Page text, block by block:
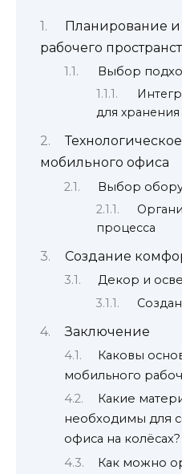
Планирование и
рабочего
Выбор
для хранения
мобильного офиса
Выбор
процесса
Создание
Декор и
Заключение
Каковы
мобильного
Какие
необходимы для
офиса на колёсах?
Как можно